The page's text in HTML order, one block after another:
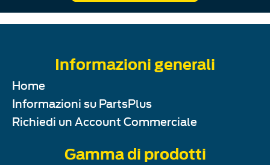
Informazioni generali
Home
Informazioni su PartsPlus
Richiedi un Account Commerciale
Gamma di prodotti